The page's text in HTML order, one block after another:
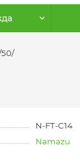
N-FT-C14
Namazu